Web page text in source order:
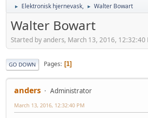
► Elektronisk hjernevask, ► Walter Bowart
Walter Bowart
Started by anders, March 13, 2016, 12:32:40
GO DOWN Pages 1
anders Administrator
March 13, 2016, 12:32:40 PM